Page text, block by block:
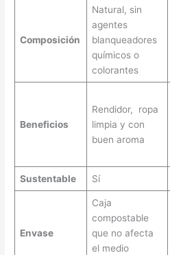
Composición
Natural, sin
agentes
blanqueadores
químicos o
colorantes
Beneficios
Rendidor, ropa
limpia y con
buen aroma
Sustentable Sí
Envase
Caja
compostable
que no afecta
el medio